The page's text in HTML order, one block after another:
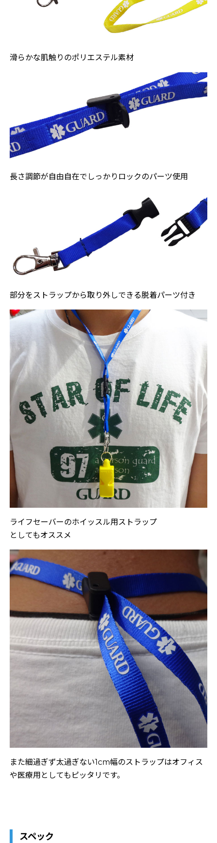
滑らかな肌触りのポリエステル素材
長さ調節が自由自在でしっかりロックのパーツ使用
部分をストラップから取り外しできる脱着パーツ付き
ライフセーバーのホイッスル用ストラップ
としてもオススメ
また細過ぎず太過ぎない1cm幅のストラップはオフィス
や医療用としてもピッタリです。
スペック